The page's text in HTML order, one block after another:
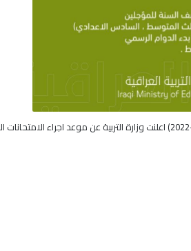
التربية : تُحدد مواعيد امتحانات نصف السنة ونهاية الكورس الاول للعام الدراسي الحالي (2021-2022) اعلنت وزارة التربية عن موعد اجراء